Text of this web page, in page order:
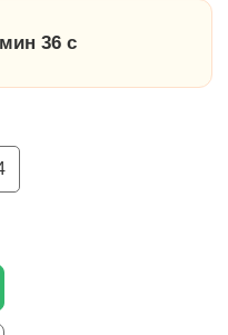
35 с